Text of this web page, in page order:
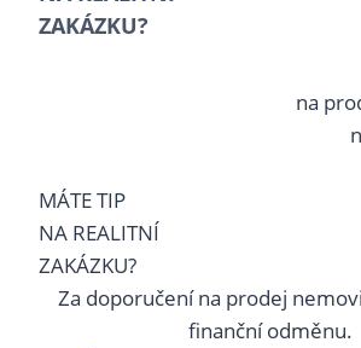
ZAKÁZKU?
na
MÁTE TIP
NA REALITNÍ
ZAKÁZKU?
Za doporučení na prodej
finanční odměnu.